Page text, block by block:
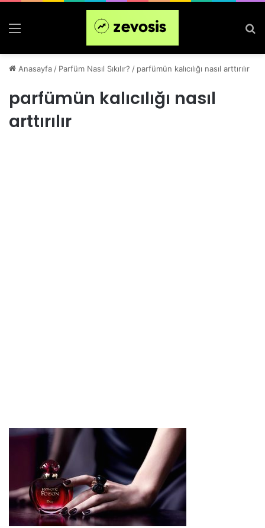
Menü
Anasayfa / Parfüm Nasıl Sıkılır? / parfümün kalıcılığı nasıl arttırılır
parfümün kalıcılığı nasıl
arttırılır